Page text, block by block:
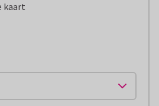
kaart